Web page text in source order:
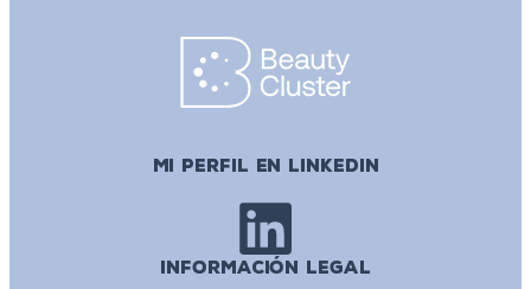
MI PERFIL EN LINKEDIN
INFORMACIÓN LEGAL